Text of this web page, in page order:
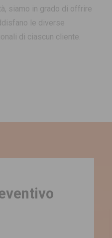
siamo in grado di offrire
le diverse
di ciascun cliente.